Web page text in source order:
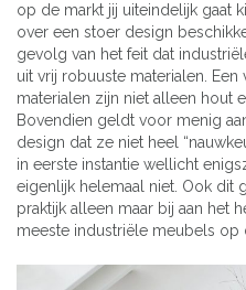
op de markt jij uiteindelijk gaat
over een stoer design
gevolg van het feit dat
uit vrij robuuste materialen.
materialen zijn niet alleen hout
Bovendien geldt voor menig
design dat ze niet heel
in eerste instantie wellicht
eigenlijk helemaal niet. Ook dit
praktijk alleen maar bij aan het
meeste industriële meubels op